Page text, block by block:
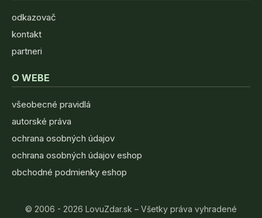
odkazovač
kontakt
partneri
O WEBE
všeobecné pravidlá
autorské práva
ochrana osobných údajov
ochrana osobných údajov eshop
obchodné podmienky eshop
© 2006 - 2026 LovuZdar.sk – Všetky práva vyhradené